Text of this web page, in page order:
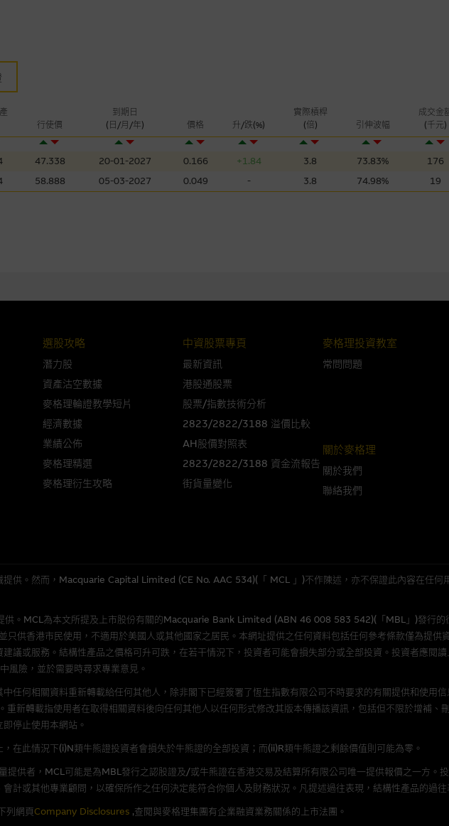
行使價
到期日
(日/月/年)
價格 升/跌(%)
實際槓桿
(倍)
引伸波幅
成交金
(千元)
47.338 20-01-2027 0.166 +1.84 3.8 73.83% 176
58.888 05-03-2027 0.049 - 3.8 74.98% 19
或分析是基於我們相信的假設及參數而預備的，不構成我們提出的意見。所用假設及參數並非唯一可以合理選
、公開資料或分析為準確、完整或合理。我們不作陳述，亦不保證任何所示的指示表現或回報將來會實現。過
容來自我們在所示日期時認為可靠之來源，且均以真誠提供，然而，麥格理集團不作陳述，亦不保證網站內容
、合時或適合，亦不為資料的準確程度、完整性及合時性負上責任，除非這是有關適用的的法律及/或法規所
約，或作為任何合約的根據，以購買或銷售任何證券、貸款或其他工具。網站內容由麥格理集團所準備的資料
員所知的資料。
產品的過去業績並不保證或預測將來表現。
格理集團及其任何相關公司或其董事、高層職員、僱員或代理人不作陳述，亦不保證網站內容，或任何與本網
途方面均可靠、完整、合時及準確，對任何因任何形式(包括疏忽)由於網站內容的錯誤、失實、遺漏、或任何
或損毀，亦一概不會承擔責任或債務。
證之剩餘價值則可能為零。
集團管理的網站的連結。此等連結純為方便閣下取得更多關於市場上相關產品及機構的資訊。麥格理集團對
接的第三者查詢。此外，載有第三者網站的連結，不應視為該第三者推介本網站。
站，但麥格理集團並非授權網站瀏覽者複製此等網站的任何內容，因該等內容可能屬他人的知識產權。
應用
格理集團概不承擔經由本網站使用或下載任何軟件(不論是否屬於第三者)而引起的責任。麥格理集團並且對此
保證，特別是在法律容許的所有範圍內，概不負責經由本網站使用或下載任何軟件(不論是否屬於第三者)而
任何損失(包括但不限於數據遺失、業務運作受干擾及盈利虧損)。
及/或牛熊證而言，認股證及/或牛熊證之條款及條件以及發行商的財務與其他資料已載列於基本上市文件及
英文版及中譯版見於本網站。
權持有人或獲准使用者。除非瀏覽內容所需或為法律容許，閣下在獲得麥格理集團的書面同意前，不可複製
、發放或以任何其他形式傳遞本網站的內容。
選股攻略
潛力股
資產沽空數據
麥格理輪證教學短片
經濟數據
業績公佈
麥格理精選
麥格理衍生攻略
中資股票專頁
最新資訊
港股通股票
股票/指數技術分析
2823/2822/3188 溢價比較
AH股價對照表
2823/2822/3188 資金流報告
街貨量變化
麥格理投資教室
常問問題
關於麥格理
關於我們
聯絡我們
提供。然而，Macquarie Capital Limited (CE No. AAC 534)(「 MCL 」)不作陳述，亦不保證此內容在任何
供。MCL為本文所提及上市股份有關的Macquarie Bank Limited (ABN 46 008 583 542)(「MBL」)發行
供香港市民使用，不適用於美國人或其他國家之居民。本網址提供之任何資料包括任何參考條款僅為提供
議或服務。結構性產品之價格可升可跌，在若干情況下，投資者可能會損失部分或全部投資。投資者應閱
風險，並於需要時尋求專業意見。
任何相關資料重新轉載給任何其他人，除非閣下已經簽署了恆生指數有限公司不時要求的有關提供和使用
重新轉載指使用者在取得相關資料後向任何其他人以任何形式修改其版本傳播該資訊，包括但不限於增補、
停止使用本網站。
在此情況下(i)N類牛熊證投資者會損失於牛熊證的全部投資；而(ii)R類牛熊證之剩餘價值則可能為零。
供者，MCL可能是為MBL發行之認股證及/或牛熊證在香港交易及結算所有限公司唯一提供報價之一方。
計或其他專業顧問，以確保所作之任何決定能符合你個人及財務狀況。凡提述過往表現，結構性產品的過往
列網頁Company Disclosures ,查閱與麥格理集團有企業融資業務關係的上市法團。